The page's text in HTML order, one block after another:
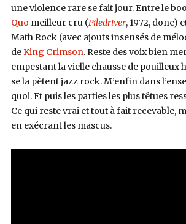
une violence rare se fait jour. Entre le
Quo meilleur cru (Piledriver, 1972, donc)
Math Rock (avec ajouts insensés de
deKing Crimson. Reste des voix bien
empestant la vielle chausse de pouilleux
se la pètent jazz rock. M’enfin dans
quoi. Et puis les parties les plus têtues
Ce qui reste vrai et tout à fait recevable,
en exécrant les mascus.